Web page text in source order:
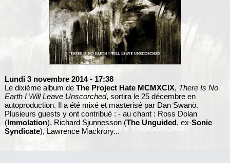
Lundi 3 novembre 2014 - 17:38
Le dixième album de The Project Hate MCMXCIX, There Is No
Earth I Will Leave Unscorched, sortira le 25 décembre en
autoproduction. Il a été mixé et masterisé par Dan Swanö.
Plusieurs guests y ont contribué : - au chant : Ross Dolan
(Immolation), Richard Sjunnesson (The Unguided, ex-Sonic
Syndicate), Lawrence Mackrory...